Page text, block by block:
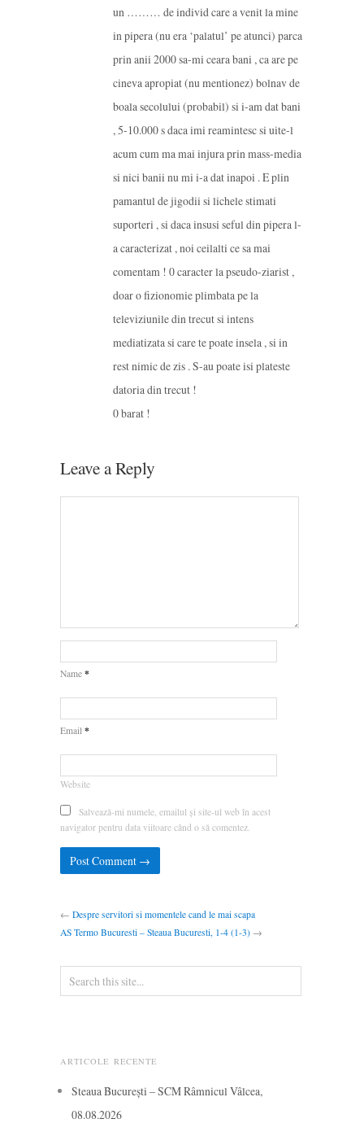
un ……… de individ care a venit la mine
in pipera (nu era ‘palatul’ pe atunci) parca
prin anii 2000 sa-mi ceara bani , ca are pe
cineva apropiat (nu mentionez) bolnav de
boala secolului (probabil) si i-am dat bani
, 5-10.000 s daca imi reamintesc si uite-l
acum cum ma mai injura prin mass-media
si nici banii nu mi i-a dat inapoi . E plin
pamantul de jigodii si lichele stimati
suporteri , si daca insusi seful din pipera l-
a caracterizat , noi ceilalti ce sa mai
comentam ! 0 caracter la pseudo-ziarist ,
doar o fizionomie plimbata pe la
televiziunile din trecut si intens
mediatizata si care te poate insela , si in
rest nimic de zis . S-au poate isi plateste
datoria din trecut !
0 barat !
Leave a Reply
Name *
Email *
Website
Salvează-mi numele, emailul și site-ul web în acest
navigator pentru data viitoare când o să comentez.
← Despre servitori si momentele cand le mai scapa
AS Termo Bucuresti – Steaua Bucuresti, 1-4 (1-3) →
ARTICOLE RECENTE
Steaua București – SCM Râmnicul Vâlcea,
08.08.2026